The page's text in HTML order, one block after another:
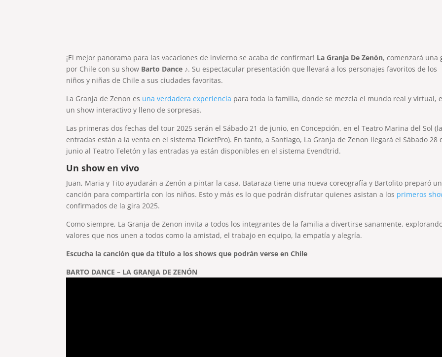
¡El mejor panorama para las vacaciones de invierno se acaba de confirmar! La Granja De Zenón, comenzará una
por Chile con su show Barto Dance ♪. Su espectacular presentación que llevará a los personajes favoritos de los
niños y niñas de Chile a sus ciudades favoritas.
La Granja de Zenon es una verdadera experiencia para toda la familia, donde se mezcla el mundo real y virtual,
un show interactivo y lleno de sorpresas.
Las primeras dos fechas del tour 2025 serán el Sábado 21 de junio, en Concepción, en el Teatro Marina del Sol
entradas están a la venta en el sistema TicketPro). En tanto, a Santiago, La Granja de Zenon llegará el Sábado 28
junio al Teatro Teletón y las entradas ya están disponibles en el sistema Evendtrid.
Un show en vivo
Juan, Maria y Tito ayudarán a Zenón a pintar la casa. Bataraza tiene una nueva coreografía y Bartolito preparó
canción para compartirla con los niños. Esto y más es lo que podrán disfrutar quienes asistan a los primeros
confirmados de la gira 2025.
Como siempre, La Granja de Zenon invita a todos los integrantes de la familia a divertirse sanamente,
valores que nos unen a todos como la amistad, el trabajo en equipo, la empatía y alegría.
Escucha la canción que da título a los shows que podrán verse en Chile
BARTO DANCE– LA GRANJA DE ZENÓN